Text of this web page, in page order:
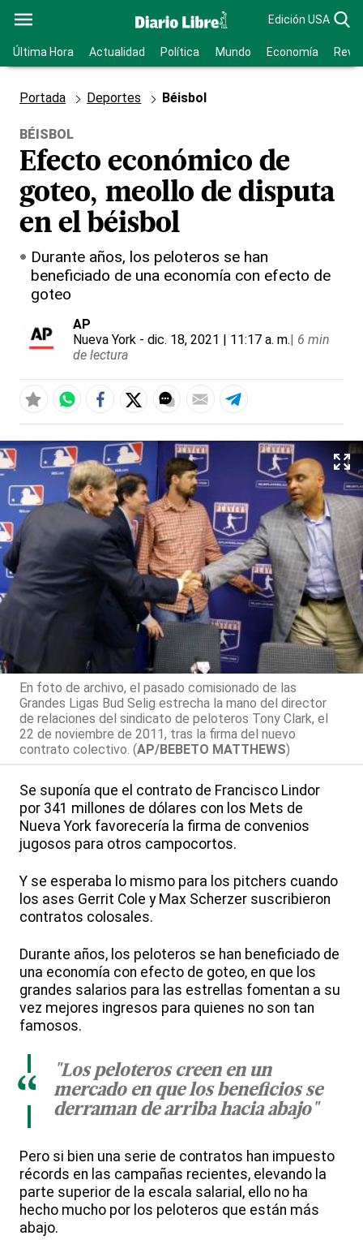
Edición USA
Última Hora Actualidad Política Mundo Economía
Portada Deportes Béisbol
BÉISBOL
Efecto económico de
goteo, meollo de disputa
en el béisbol
Durante años, los peloteros se han
beneficiado de una economía con efecto de
goteo
AP
Nueva York - dic. 18, 2021 | 11:17 a. m.| 6 min
de lectura
En foto de archivo, el pasado comisionado de las
Grandes Ligas Bud Selig estrecha la mano del director
de relaciones del sindicato de peloteros Tony Clark, el
22 de noviembre de 2011, tras la firma del nuevo
contrato colectivo. (AP/BEBETO MATTHEWS)
Se suponía que el contrato de Francisco Lindor
por 341 millones de dólares con los Mets de
Nueva York favorecería la firma de convenios
jugosos para otros campocortos.
Y se esperaba lo mismo para los pitchers cuando
los ases Gerrit Cole y Max Scherzer suscribieron
contratos colosales.
Durante años, los peloteros se han beneficiado de
una economía con efecto de goteo, en que los
grandes salarios para las estrellas fomentan a su
vez mejores ingresos para quienes no son tan
famosos.
"Los peloteros creen en un
mercado en que los beneficios se
derraman de arriba hacia abajo"
“
Pero si bien una serie de contratos han impuesto
récords en las campañas recientes, elevando la
parte superior de la escala salarial, ello no ha
hecho mucho por los peloteros que están más
abajo.